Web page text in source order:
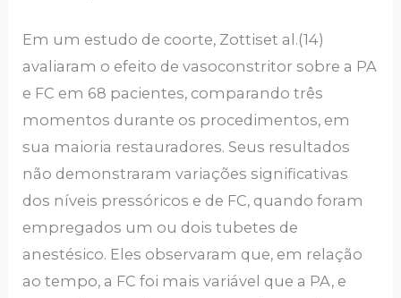
Em um estudo de coorte, Zottiset al.(14)
avaliaram o efeito de vasoconstritor sobre a PA
e FC em 68 pacientes, comparando três
momentos durante os procedimentos, em
sua maioria restauradores. Seus resultados
não demonstraram variações significativas
dos níveis pressóricos e de FC, quando foram
empregados um ou dois tubetes de
anestésico. Eles observaram que, em relação
ao tempo, a FC foi mais variável que a PA, e